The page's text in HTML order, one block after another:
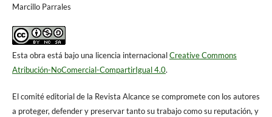
Marcillo Parrales
Esta obra está bajo una licencia internacionalCreative Commons
Atribución-NoComercial-CompartirIgual 4.0.
El comité editorial de la Revista Alcance se compromete con los autores
a proteger, defender y preservar tanto su trabajo como su reputación, y